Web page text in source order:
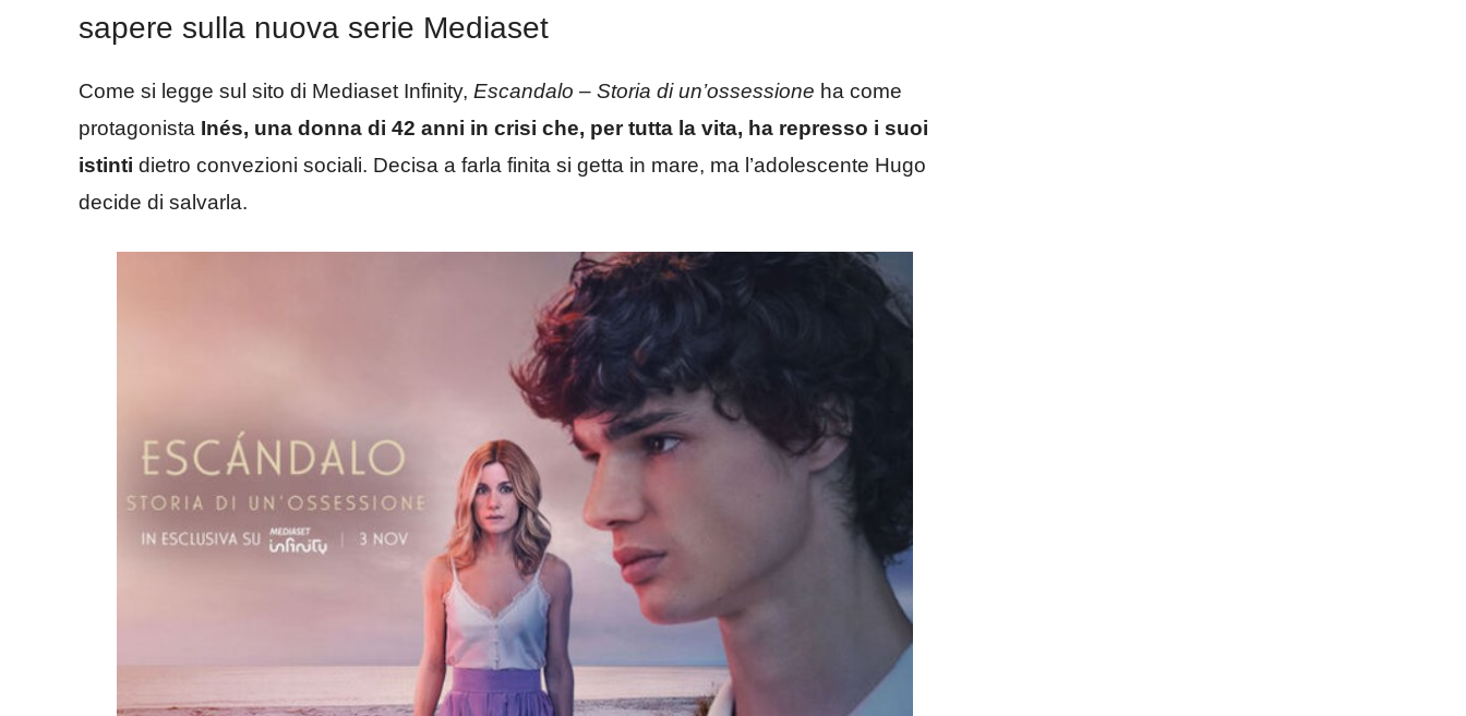
sapere sulla nuova serie Mediaset
Come si legge sul sito di Mediaset Infinity, Escandalo – Storia di un’ossessione ha come
protagonista Inés, una donna di 42 anni in crisi che, per tutta la vita, ha represso i suoi
istinti dietro convezioni sociali. Decisa a farla finita si getta in mare, ma l’adolescente Hugo
decide di salvarla.